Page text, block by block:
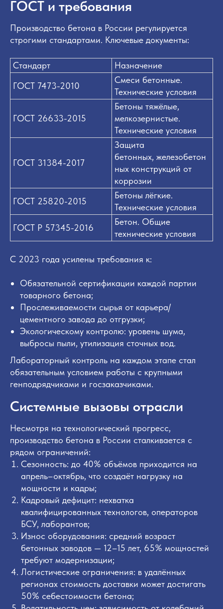
ГОСТ и требования
Производство бетона в России регулируется
строгими стандартами. Ключевые документы:
Стандарт
Назначение
ГОСТ 7473-2010
Смеси бетонные.
Технические условия
ГОСТ 26633-2015
Бетоны тяжёлые,
мелкозернистые.
Технические условия
ГОСТ 31384-2017
Защита
бетонных, железобетон
ных конструкций от
коррозии
ГОСТ 25820-2015
Бетоны лёгкие.
Технические условия
ГОСТ Р 57345-2016
Бетон. Общие
технические условия
С 2023 года усилены требования к:
Обязательной сертификации каждой партии
товарного бетона;
Прослеживаемости сырья от карьера/
цементного завода до отгрузки;
Экологическому контролю: уровень шума,
выбросы пыли, утилизация сточных вод.
Лабораторный контроль на каждом этапе стал
обязательным условием работы с крупными
генподрядчиками и госзаказчиками.
Системные вызовы отрасли
Несмотря на технологический прогресс,
производство бетона в России сталкивается с
рядом ограничений:
Сезонность: до 40% объёмов приходится на
апрель–октябрь, что создаёт нагрузку на
мощности и кадры;
Кадровый дефицит: нехватка
квалифицированных технологов, операторов
БСУ, лаборантов;
Износ оборудования: средний возраст
бетонных заводов — 12–15 лет, 65% мощностей
требуют модернизации;
Логистические ограничения: в удалённых
регионах стоимость доставки может достигать
50% себестоимости бетона;